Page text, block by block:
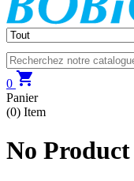
0 
Panier
(0) Item
No